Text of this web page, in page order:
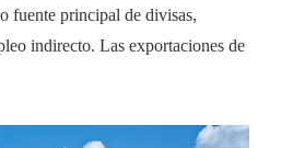
fuente principal de divisas,
indirecto. Las exportaciones de